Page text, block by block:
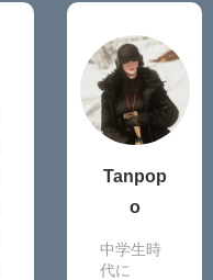
セール
Tanpop
o
中学生時
代に